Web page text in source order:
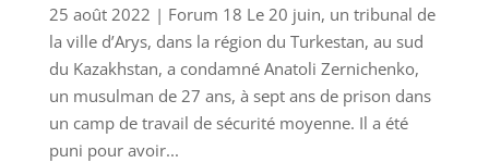
25 août 2022 | Forum 18 Le 20 juin, un tribunal de
la ville d’Arys, dans la région du Turkestan, au sud
du Kazakhstan, a condamné Anatoli Zernichenko,
un musulman de 27 ans, à sept ans de prison dans
un camp de travail de sécurité moyenne. Il a été
puni pour avoir...